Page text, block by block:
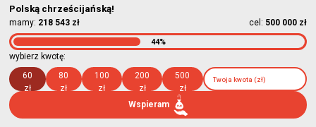
Polską chrześcijańską!
mamy: 218 543 zł cel: 500 000 zł
44%
wybierz kwotę:
60
zł
80
zł
100
zł
200
zł
500
zł
Wspieram